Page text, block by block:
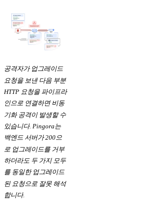
공격자가 업그레이드
요청을 보낸 다음 부분
HTTP 요청을 파이프라
인으로 연결하면 비동
기화 공격이 발생할 수
있습니다. Pingora는
백엔드 서버가 200으
로 업그레이드를 거부
하더라도 두 가지 모두
를 동일한 업그레이드
된 요청으로 잘못 해석
합니다.